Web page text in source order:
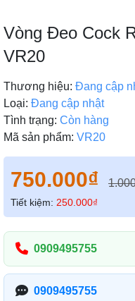
Vòng Đeo Cock
VR20
Thương hiệu: Đang cập
Loại: Đang cập nhật
Tình trạng: Còn hàng
Mã sản phẩm: VR20
750.000₫
Tiết kiệm: 250.000₫
0909495755
0909495755